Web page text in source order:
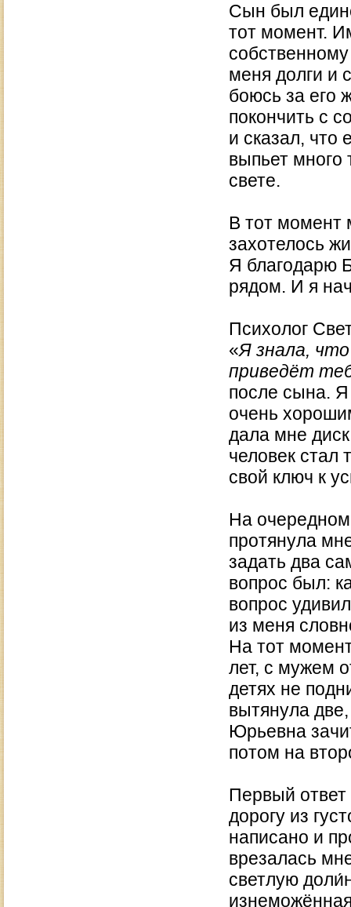
Сын был
тот момент.
собственному
меня долги и
боюсь за его
покончить с
и сказал, что
выпьет много
свете.
В тот момент
захотелось
Я благодарю
рядом. И я
Психолог
«Я знала,
приведёт
после сына. Я
очень
дала мне
человек стал
свой ключ к
На
протянула
задать два
вопрос был:
вопрос
из меня
На тот
лет, с мужем
детях не
вытянула
Юрьевна
потом на
Первый
дорогу из
написано и
врезалась
светлую